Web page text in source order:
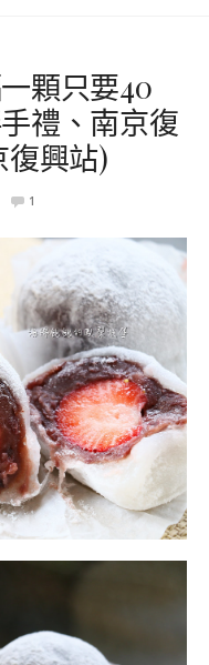
顆只要40
禮、南京復
復興站)
1